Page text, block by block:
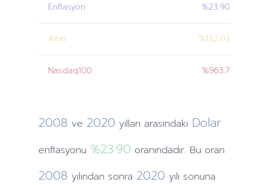
Enflasyon %23.90
Altın %132.03
Nasdaq100 %963.7
2008 ve 2020 yılları arasındaki Dolar
enflasyonu %23.90 oranındadır. Bu oran
2008 yılındansonra 2020 yılı sonuna